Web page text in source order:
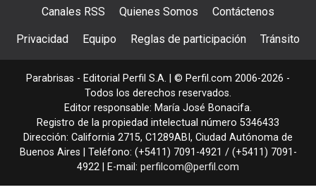
Canales RSS Quienes Somos Contáctenos
Privacidad Equipo Reglas de participación Tránsito
Parabrisas - Editorial Perfil S.A. | © Perfil.com 2006-2026 -
Todos los derechos reservados.
Editor responsable: María José Bonacifa.
Registro de la propiedad intelectual número 5346433
Dirección: California 2715, C1289ABI , Ciudad Autónoma de
Buenos Aires | Teléfono: (+5411) 7091-4921 / (+5411) 7091-
4922 | E-mail: perfilcom@perfil.com